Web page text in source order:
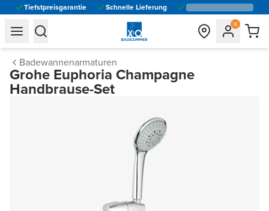
Tiefstpreisgarantie Schnelle Lieferung
general.navigation.toggle_menu.label
general.navigation.toggle_menu.label
Badewannenarmaturen
Grohe Euphoria Champagne
Handbrause-Set